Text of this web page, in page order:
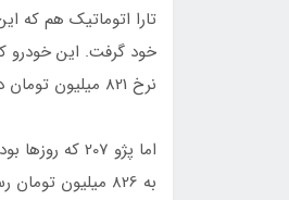
تارا اتوماتیک هم که
نرخ 821 میلیون تومان در بازار خرید و فروش شد.
به 826 میلیون تومان رسید.